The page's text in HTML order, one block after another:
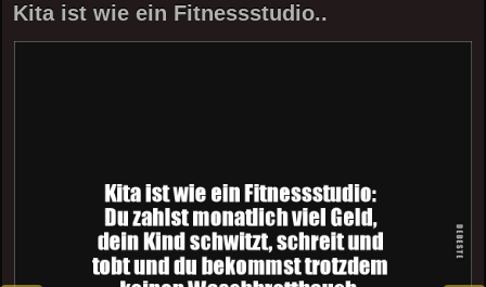
Kita ist wie ein Fitnessstudio..